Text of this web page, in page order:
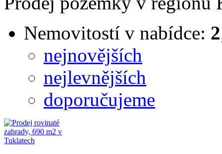
Nemovitostí v nabídce: 2
nejnovějších
nejlevnějších
doporučujeme